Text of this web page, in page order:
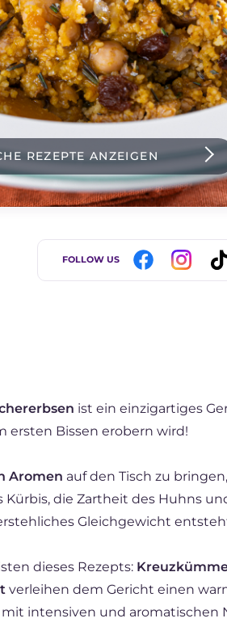
REZEPTE ANZEIGEN
FOLLOW US
ist ein einzigartiges
ersten Bissen erobern wird!
Aromen auf den Tisch zu
die Zartheit des Huhns
Gleichgewicht
dieses Rezepts:
verleihen dem Gericht einen
intensiven und aromatischen